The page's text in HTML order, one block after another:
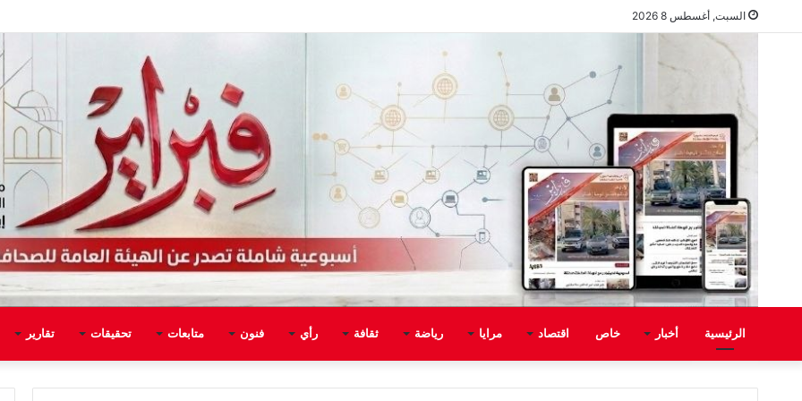
السبت, أغسطس 8 2026
الرئيسية أخبار خاص اقتصاد مرايا رياضة ثقافة رأي فنون متابعات تحقيقات تقارير